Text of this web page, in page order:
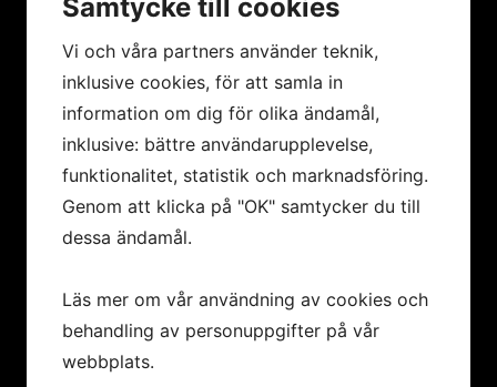
MENY
Hem
Konstnärer
Utställningar
Inbjudan
Cookies
Om oss
Nyheter
Samtycke till cookies
Vi och våra partners använder teknik,
inklusive cookies, för att samla in
information om dig för olika ändamål,
inklusive: bättre användarupplevelse,
funktionalitet, statistik och marknadsföring.
Genom att klicka på "OK" samtycker du till
dessa ändamål.
Läs mer om vår användning av cookies och
behandling av personuppgifter på vår
webbplats.